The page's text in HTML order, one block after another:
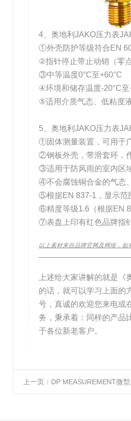
4、奥地利JAKO压力表
①外壳防护等级符合EN
②指针停止带止动销（零
③中等温度0°C至+60°C
④环境和储存温度-20°C至
⑤适用介质气态、低粘度
5、奥地利JAKO压力表
①固体测量装置，可用于
②钢板外壳，带滑套环，
③适用于防风雨的室内区
④不会腐蚀铜合金的气态
⑤根据EN 837-1，显示范
⑥精度等级1.6（根据EN
⑦表盘上印有红色品牌指
以上素材来自品牌官网及网络，
上述给大家讲解的就是《
的话，就可以学习上面的
号，真诚的欢迎您来电或
务，秉承着：同样的产品
于各位新老客户。
上一页： DP MEASUREMENT微